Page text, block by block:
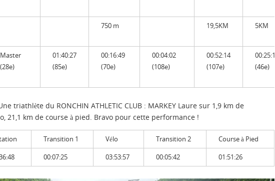
750 m 19,5KM 5KM
Master
(28e)
01:40:27
(85e)
00:16:49
(70e)
00:04:02
(108e)
00:52:14
(107e)
00:25:19
(46e)
triathlète du RONCHIN ATHLETIC CLUB : MARKEY Laure sur 1,9 km de
21,1 km de course à pied. Bravo pour cette performance !
Transition 1 Vélo Transition 2
Course à Pied
00:07:25 03:53:57 00:05:42 01:51:26